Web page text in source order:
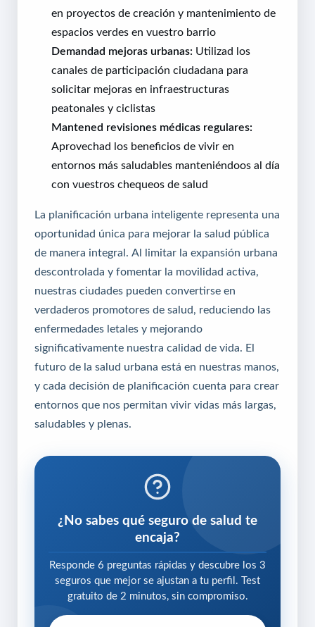
en proyectos de creación y mantenimiento de
espacios verdes en vuestro barrio
Demandad mejoras urbanas: Utilizad los
canales de participación ciudadana para
solicitar mejoras en infraestructuras
peatonales y ciclistas
Mantened revisiones médicas regulares:
Aprovechad los beneficios de vivir en
entornos más saludables manteniéndoos al día
con vuestros chequeos de salud
La planificación urbana inteligente representa una
oportunidad única para mejorar la salud pública
de manera integral. Al limitar la expansión urbana
descontrolada y fomentar la movilidad activa,
nuestras ciudades pueden convertirse en
verdaderos promotores de salud, reduciendo las
enfermedades letales y mejorando
significativamente nuestra calidad de vida. El
futuro de la salud urbana está en nuestras manos,
y cada decisión de planificación cuenta para crear
entornos que nos permitan vivir vidas más largas,
saludables y plenas.
¿No sabes qué seguro de salud te
encaja?
Responde 6 preguntas rápidas y descubre los 3
seguros que mejor se ajustan a tu perfil. Test
gratuito de 2 minutos, sin compromiso.